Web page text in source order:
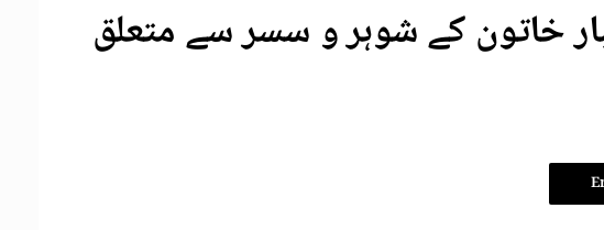
خاتون کے شوہر و سسر سے متعلق